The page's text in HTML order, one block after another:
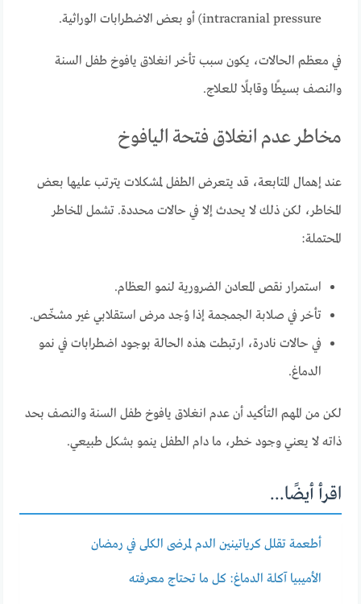
intracranial pressure) أو بعض الاضطرابات الوراثية.
في معظم الحالات، يكون سبب تأخر انغلاق يافوخ طفل السنة
والنصف بسيطًا وقابلًا للعلاج.
مخاطر عدم انغلاق فتحة اليافوخ
عند إهمال المتابعة، قد يتعرض الطفل لمشكلات يترتب عليها بعض
المخاطر، لكن ذلك لا يحدث إلا في حالات محددة. تشمل المخاطر
المحتملة:
استمرار نقص المعادن الضرورية لنمو العظام.
تأخر في صلابة الجمجمة إذا وُجد مرض استقلابي غير مشخّص.
في حالات نادرة، ارتبطت هذه الحالة بوجود اضطرابات في نمو
الدماغ.
لكن من المهم التأكيد أن عدم انغلاق يافوخ طفل السنة والنصف بحد
ذاته لا يعني وجود خطر، ما دام الطفل ينمو بشكل طبيعي.
اقرأ أيضًا...
أطعمة تقلل كرياتينين الدم لمرضى الكلى في رمضان
الأميبيا آكلة الدماغ: كل ما تحتاج معرفته